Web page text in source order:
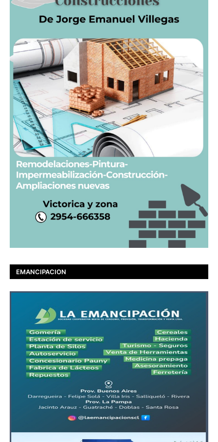
EMANCIPACION